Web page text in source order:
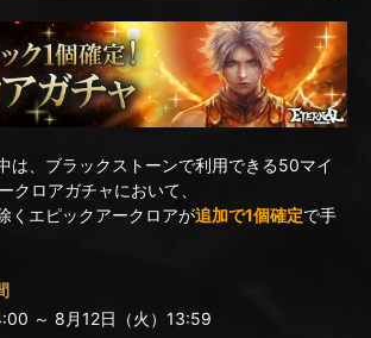
は、ブラックストーンで利用できる50マイ
クロアガチャにおいて、
くエピックアークロアが追加で1個確定で手
～ 8月12日（火）13:59